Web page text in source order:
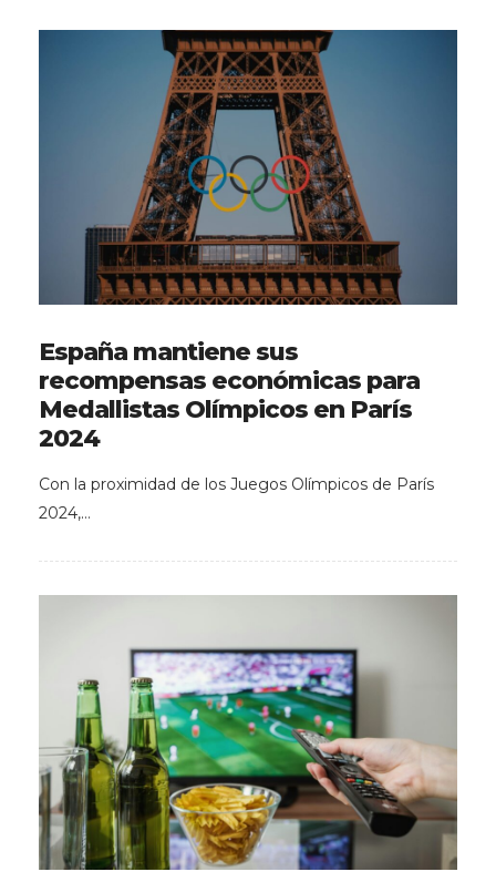
España mantiene sus
recompensas económicas para
Medallistas Olímpicos en París
2024
Con la proximidad de los Juegos Olímpicos de París
2024,…